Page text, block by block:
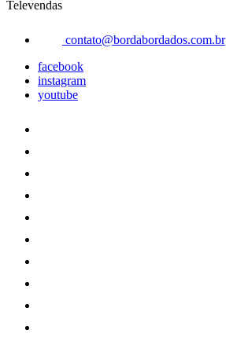
Televendas
contato@bordabordados.com.br
facebook
instagram
youtube